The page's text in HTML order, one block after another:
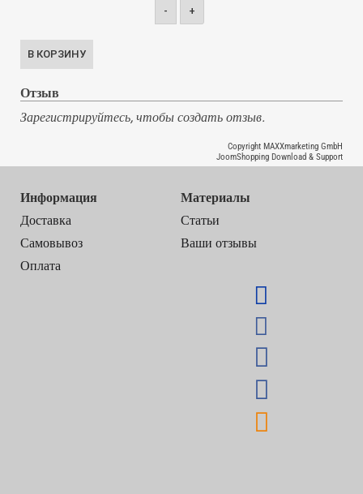
- +
Отзыв
Зарегистрируйтесь, чтобы создать отзыв.
Copyright MAXXmarketing GmbH
JoomShopping Download & Support
Информация
Доставка
Самовывоз
Оплата
Материалы
Статьи
Ваши отзывы